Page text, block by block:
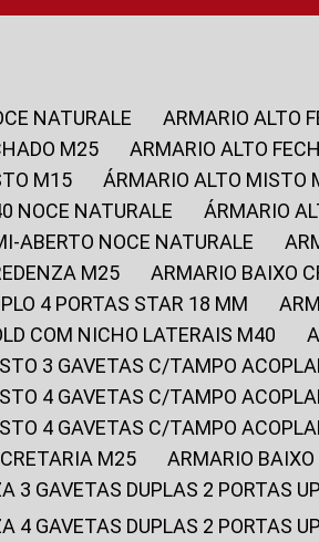
NATURALE
ARMARIO ALTO
M25
ARMARIO ALTO
M15
ÁRMARIO ALTO MISTO
NOCE NATURALE
ÁRMARIO
ABERTO NOCE NATURALE
M25
ARMARIO BAIXO
4 PORTAS STAR 18 MM
COM NICHO LATERAIS M40
3 GAVETAS C/TAMPO
4 GAVETAS C/TAMPO
4 GAVETAS C/TAMPO
M25
ARMARIO
3 GAVETAS DUPLAS 2 PORTAS UP
4 GAVETAS DUPLAS 2 PORTAS UP